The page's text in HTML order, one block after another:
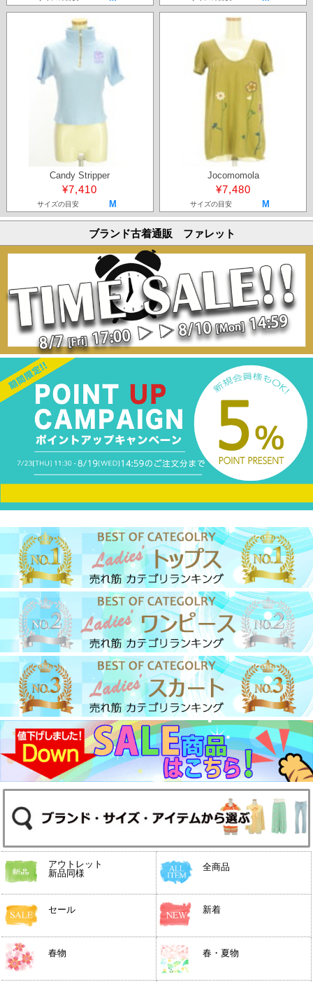
Candy Stripper
¥7,410
サイズの目安 M
Jocomomola
¥7,480
サイズの目安 M
ブランド古着通販 ファレット
アウトレット
新品同様
全商品
セール 新着
春物 春・夏物